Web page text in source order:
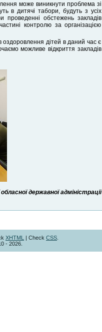
може виникнути проблема зі
в дитячі табори, будуть з усіх
проведенні обстежень закладів
контролю за організацією
оздоровлення дітей в даний час є
можливе відкриття закладів
державної адміністрації
XHTML | Check CSS
- 2026.